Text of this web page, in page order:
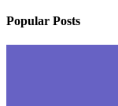
Popular Posts